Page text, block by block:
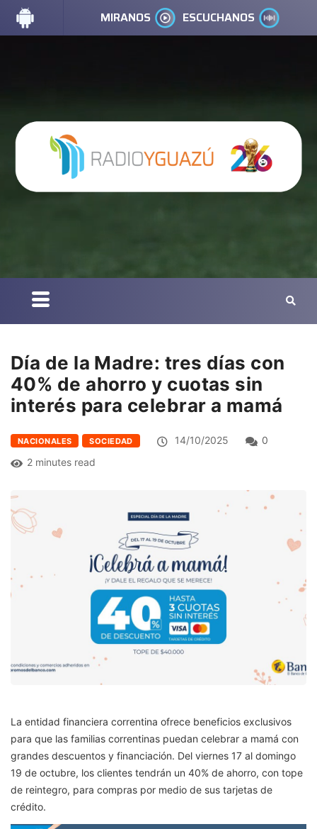
MIRANOS ESCUCHANOS
Día de la Madre: tres días con
40% de ahorro y cuotas sin
interés para celebrar a mamá
NACIONALES SOCIEDAD 14/10/2025
0
2 minutes read
La entidad financiera correntina ofrece beneficios exclusivos
para que las familias correntinas puedan celebrar a mamá con
grandes descuentos y financiación. Del viernes 17 al domingo
19 de octubre, los clientes tendrán un 40% de ahorro, con tope
de reintegro, para compras por medio de sus tarjetas de
crédito.